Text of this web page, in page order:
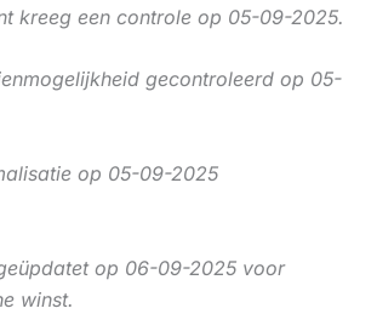
kreeg een controle op 05-09-2025.
gecontroleerd op 05-
op 05-09-2025
op 06-09-2025 voor
winst.